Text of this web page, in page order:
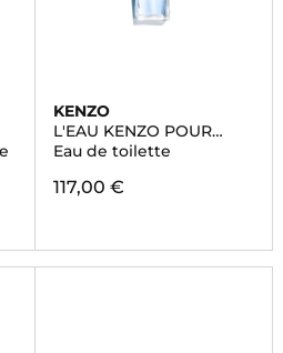
KENZO
L'EAU KENZO POUR
HOMME
Eau de toilette
117,00 €